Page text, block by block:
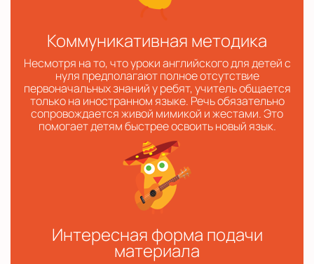
Коммуникативная методика
Несмотря на то, что уроки английского для детей с
нуля предполагают полное отсутствие
первоначальных знаний у ребят, учитель общается
только на иностранном языке. Речь обязательно
сопровождается живой мимикой и жестами. Это
помогает детям быстрее освоить новый язык.
Интересная форма подачи
материала